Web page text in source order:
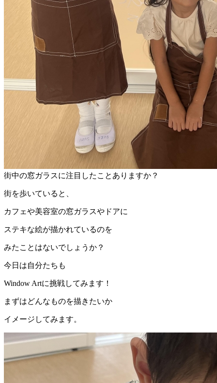
街中の窓ガラスに注目したことありますか？
街を歩いていると、
カフェや美容室の窓ガラスやドアに
ステキな絵が描かれているのを
みたことはないでしょうか？
今日は自分たちも
Window Artに挑戦してみます！
まずはどんなものを描きたいか
イメージしてみます。